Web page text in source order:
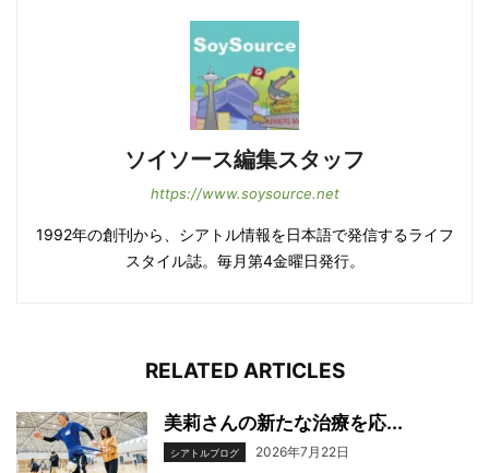
ソイソース編集スタッフ
https://www.soysource.net
1992年の創刊から、シアトル情報を日本語で発信するライフ
スタイル誌。毎月第4金曜日発行。
RELATED ARTICLES
美莉さんの新たな治療を応...
シアトルブログ 2026年7月22日